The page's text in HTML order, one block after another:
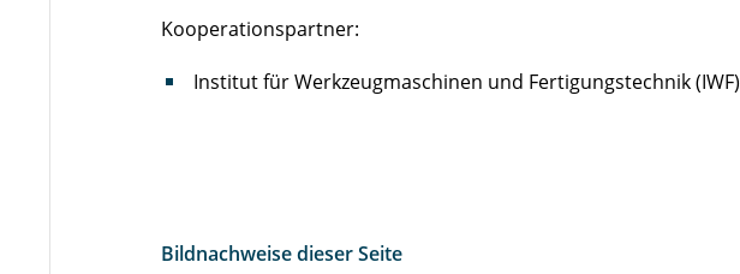
Kooperationspartner:
Institut für Werkzeugmaschinen und Fertigungstechnik (IWF)
Bildnachweise dieser Seite